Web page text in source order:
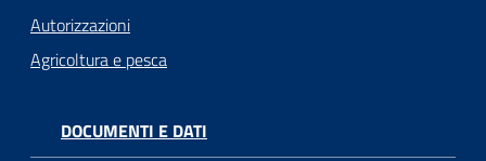
Autorizzazioni
Agricoltura e pesca
DOCUMENTI E DATI